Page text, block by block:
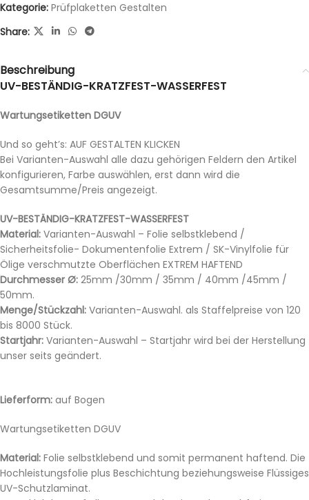
Kategorie: Prüfplaketten Gestalten
Share:
Beschreibung
UV-BESTÄNDIG-KRATZFEST-WASSERFEST
Wartungsetiketten DGUV
Und so geht’s: AUF GESTALTEN KLICKEN
Bei Varianten-Auswahl alle dazu gehörigen Feldern den Artikel
konfigurieren, Farbe auswählen, erst dann wird die
Gesamtsumme/Preis angezeigt.
UV-BESTÄNDIG-KRATZFEST-WASSERFEST
Material: Varianten-Auswahl – Folie selbstklebend /
Sicherheitsfolie- Dokumentenfolie Extrem / SK-Vinylfolie für
Ölige verschmutzte Oberflächen EXTREM HAFTEND
Durchmesser Ø: 25mm /30mm / 35mm / 40mm /45mm /
50mm.
Menge/Stückzahl: Varianten-Auswahl. als Staffelpreise von 120
bis 8000 Stück.
Startjahr: Varianten-Auswahl – Startjahr wird bei der Herstellung
unser seits geändert.
Lieferform: auf Bogen
Wartungsetiketten DGUV
Material: Folie selbstklebend und somit permanent haftend. Die
Hochleistungsfolie plus Beschichtung beziehungsweise Flüssiges
UV-Schutzlaminat.